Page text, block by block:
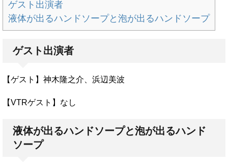
ゲスト出演者
液体が出るハンドソープと泡が出るハンドソープ
ゲスト出演者
【ゲスト】神木隆之介、浜辺美波
【VTRゲスト】なし
液体が出るハンドソープと泡が出るハンド
ソープ